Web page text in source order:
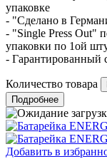
упаковке
- "Сделано в
- "Single Press Out"
упаковки по 1ой
- Гарантированный
Количество товара
Подробнее
Добавить в